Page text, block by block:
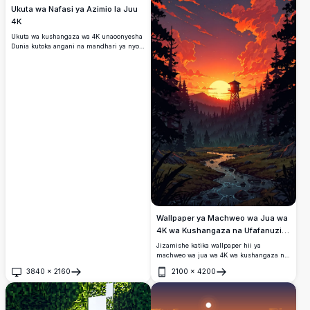
Ukuta wa Nafasi ya Azimio la Juu
4K
Ukuta wa kushangaza wa 4K unaoonyesha
Dunia kutoka angani na mandhari ya nyota
3840 × 2160
Fungua
Wallpaper ya Machweo wa Jua wa
4K wa Kushangaza na Ufafanuzi
wa Juu
Jizamishe katika wallpaper hii ya
machweo wa jua wa 4K wa kushangaza na
yenye rangi na mawingu ya moto ya rangi
ya waridi na machungwa, msitu wenye
wa maji dhidi ya milima ya mbali. Bora
2100 × 4200
Fungua